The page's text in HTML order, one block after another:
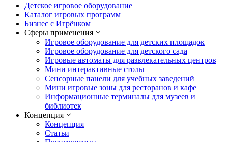
Детское игровое оборудование
Каталог игровых программ
Бизнес с Игрёнком
Сферы применения
Игровое оборудование для детских площадок
Игровое оборудование для детского сада
Игровые автоматы для развлекательных центров
Мини интерактивные столы
Сенсорные панели для учебных заведений
Мини игровые зоны для ресторанов и кафе
Информационные терминалы для музеев и
библиотек
Концепция
Концепция
Статьи